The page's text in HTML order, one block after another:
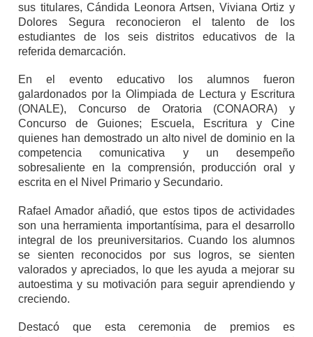
sus titulares, Cándida Leonora Artsen, Viviana Ortiz y
Dolores Segura reconocieron el talento de los
estudiantes de los seis distritos educativos de la
referida demarcación.
En el evento educativo los alumnos fueron
galardonados por la Olimpiada de Lectura y Escritura
(ONALE), Concurso de Oratoria (CONAORA) y
Concurso de Guiones; Escuela, Escritura y Cine
quienes han demostrado un alto nivel de dominio en la
competencia comunicativa y un desempeño
sobresaliente en la comprensión, producción oral y
escrita en el Nivel Primario y Secundario.
Rafael Amador añadió, que estos tipos de actividades
son una herramienta importantísima, para el desarrollo
integral de los preuniversitarios. Cuando los alumnos
se sienten reconocidos por sus logros, se sienten
valorados y apreciados, lo que les ayuda a mejorar su
autoestima y su motivación para seguir aprendiendo y
creciendo.
Destacó que esta ceremonia de premios es